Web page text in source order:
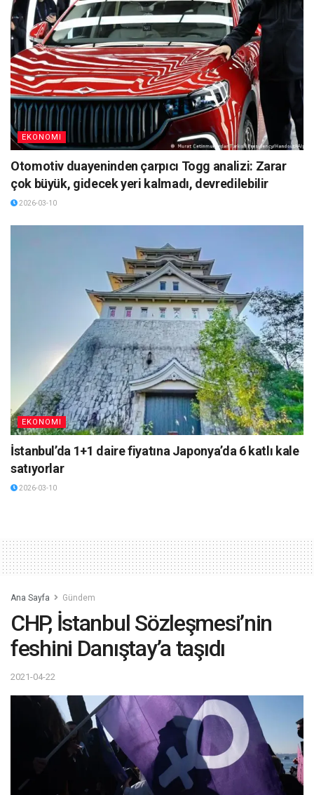
EKONOMI
Otomotiv duayeninden çarpıcı Togg analizi: Zarar
çok büyük, gidecek yeri kalmadı, devredilebilir
2026-03-10
EKONOMI
İstanbul’da 1+1 daire fiyatına Japonya’da 6 katlı kale
satıyorlar
2026-03-10
Ana Sayfa Gündem
CHP, İstanbul Sözleşmesi’nin
feshini Danıştay’a taşıdı
2021-04-22